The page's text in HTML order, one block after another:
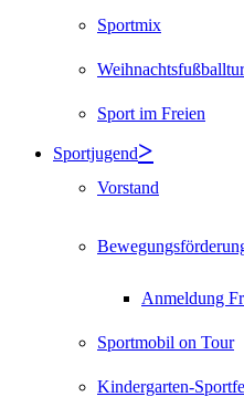
Sportmix
Sport im Freien
Sportjugend
Vorstand
Anmeldung
Sportmobil on Tour
Kindergarten-